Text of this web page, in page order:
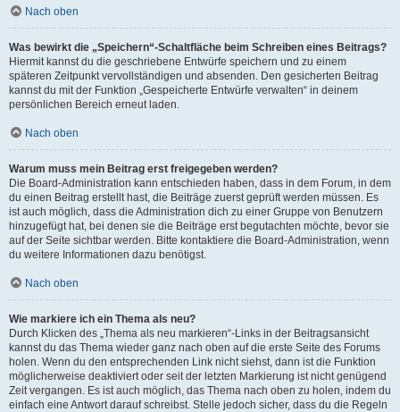
Nach oben
Was bewirkt die „Speichern“-Schaltfläche beim Schreiben eines Beitrags?
Hiermit kannst du die geschriebene Entwürfe speichern und zu einem
späteren Zeitpunkt vervollständigen und absenden. Den gesicherten Beitrag
kannst du mit der Funktion „Gespeicherte Entwürfe verwalten“ in deinem
persönlichen Bereich erneut laden.
Nach oben
Warum muss mein Beitrag erst freigegeben werden?
Die Board-Administration kann entschieden haben, dass in dem Forum, in dem
du einen Beitrag erstellt hast, die Beiträge zuerst geprüft werden müssen. Es
ist auch möglich, dass die Administration dich zu einer Gruppe von Benutzern
hinzugefügt hat, bei denen sie die Beiträge erst begutachten möchte, bevor sie
auf der Seite sichtbar werden. Bitte kontaktiere die Board-Administration, wenn
du weitere Informationen dazu benötigst.
Nach oben
Wie markiere ich ein Thema als neu?
Durch Klicken des „Thema als neu markieren“-Links in der Beitragsansicht
kannst du das Thema wieder ganz nach oben auf die erste Seite des Forums
holen. Wenn du den entsprechenden Link nicht siehst, dann ist die Funktion
möglicherweise deaktiviert oder seit der letzten Markierung ist nicht genügend
Zeit vergangen. Es ist auch möglich, das Thema nach oben zu holen, indem du
einfach eine Antwort darauf schreibst. Stelle jedoch sicher, dass du die Regeln